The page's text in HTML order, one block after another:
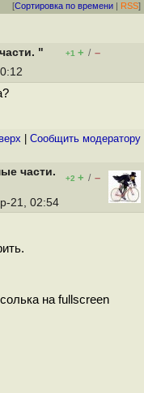
[Сортировка по времени | RSS]
" +1 + / –
Cообщить модератору
части.
+2 + / –
21, 02:54
на fullscreen